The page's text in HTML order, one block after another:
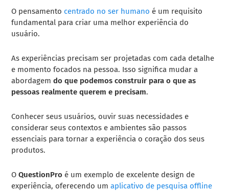
O pensamento centrado no ser humano é um requisito
fundamental para criar uma melhor experiência do
usuário.
As experiências precisam ser projetadas com cada detalhe
e momento focados na pessoa. Isso significa mudar a
abordagemdo que podemos construir para o que as
pessoas realmente querem e precisam.
Conhecer seus usuários, ouvir suas necessidades e
considerar seus contextos e ambientes são passos
essenciais para tornar a experiência o coração dos seus
produtos.
OQuestionPro é um exemplo de excelente design de
experiência, oferecendo umaplicativo de pesquisa offline